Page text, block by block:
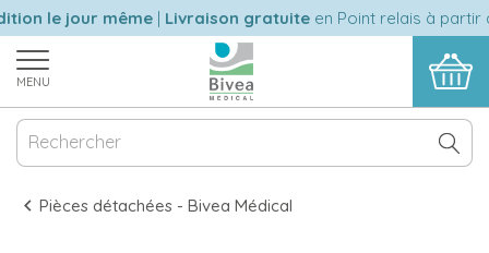
le jour même|Livraison gratuiteen Point relais à partir
MENU
Pièces détachées - Bivea Médical